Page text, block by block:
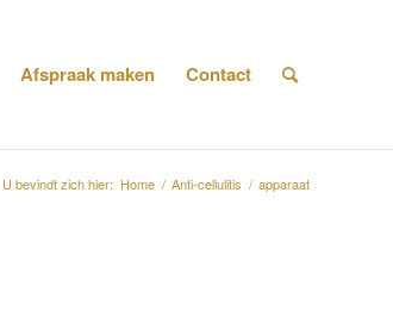
Afspraak maken Contact
U bevindt zich hier: Home / Anti-cellulitis / apparaat